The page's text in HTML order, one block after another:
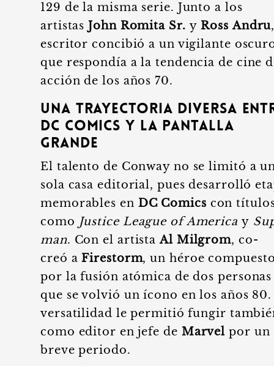
129 de la misma serie. Junto a los
artistasJohn Romita Sr. yRoss Andru
escritor concibió a un vigilante
que respondía a la tendencia de cine
acción de los años 70.
Una trayectoria diversa
DC Comics y la pantalla
grande
El talento de Conway no se limitó a
sola casa editorial, pues desarrolló
memorables en DC Comics con
como Justice League of America y
man. Con el artistaAl Milgrom, co-
creó aFirestorm, un héroe
por la fusión atómica de dos personas
que se volvió un ícono en los años 80.
versatilidad le permitió fungir
como editor en jefe de Marvel por un
breve periodo.